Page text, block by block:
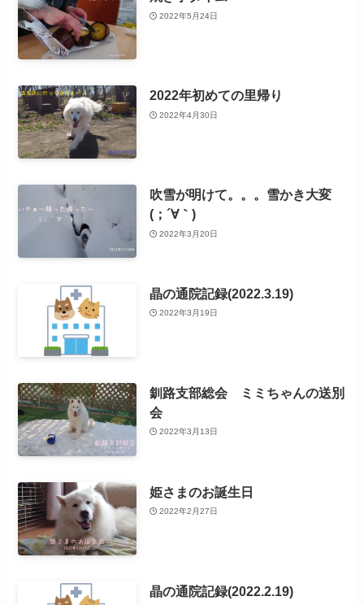
2022年5月24日
2022年初めての里帰り
2022年4月30日
吹雪が明けて。。。雪かき大変
(；´∀｀)
2022年3月20日
晶の通院記録(2022.3.19)
2022年3月19日
釧路支部総会 ミミちゃんの送別
会
2022年3月13日
姫さまのお誕生日
2022年2月27日
晶の通院記録(2022.2.19)